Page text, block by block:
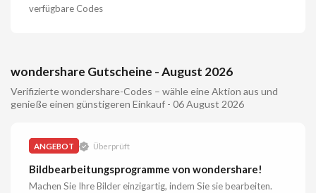
verfügbare Codes
wondershare Gutscheine - August 2026
Verifizierte wondershare-Codes – wähle eine Aktion aus und
genieße einen günstigeren Einkauf - 06 August 2026
ANGEBOT Überprüft
Bildbearbeitungsprogramme von wondershare!
Machen Sie Ihre Bilder einzigartig, indem Sie sie bearbeiten.